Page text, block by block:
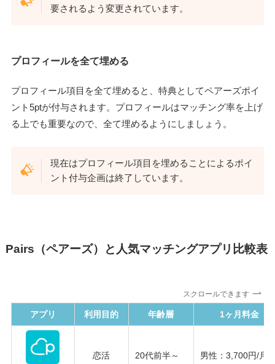
要されるよう変更されています。
プロフィールを全て埋める
プロフィール項目を全て埋めると、特典としてペアーズポイ
ント5ptが付与されます。プロフィールはマッチング率を上げ
る上でも重要なので、全て埋めるようにしましょう。
現在はプロフィール項目を埋めることによるポイ
ント付与企画は終了しています。
Pairs（ペアーズ）と人気マッチングアプリ比較表
スクロールできます
アプリ 利用目的 年齢層 1ヶ月料金
恋活
20代前半～
男性：3,700円/月